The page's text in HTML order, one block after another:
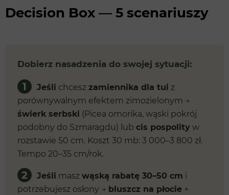
Decision Box — 5 scenariuszy
Dobierz nasadzenia do swojej sytuacji:
1 Jeśli chcesz zamiennika dla tui z
porównywalnym efektem zimozielonym →
świerk serbski (Picea omorika, wąski pokrój
podobny do Szmaragdu) lub cis pospolity w
rozstawie 50 cm. Koszt 30 mb: 3 000–3 800 zł.
Tempo 20–35 cm/rok.
2 Jeśli masz wąską rabatę 30–50 cm i
potrzebujesz osłony → bluszcz na płocie +